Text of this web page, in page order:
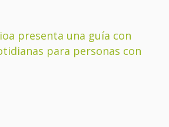
presenta una guía con
para personas con